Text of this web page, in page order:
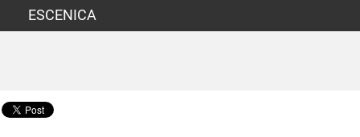
ESCENICA